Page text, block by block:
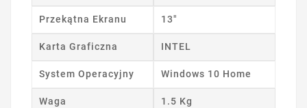
Przekątna Ekranu 13"
Karta Graficzna INTEL
System Operacyjny Windows 10 Home
Waga 1.5 Kg